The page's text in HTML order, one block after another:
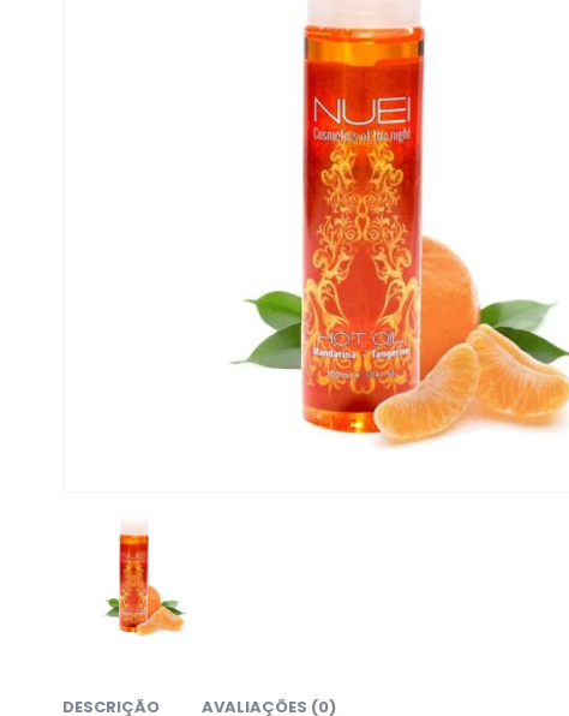
DESCRIÇÃO AVALIAÇÕES (0)